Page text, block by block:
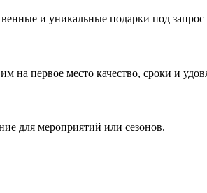
и уникальные подарки под запрос
первое место качество, сроки и
для мероприятий или сезонов.